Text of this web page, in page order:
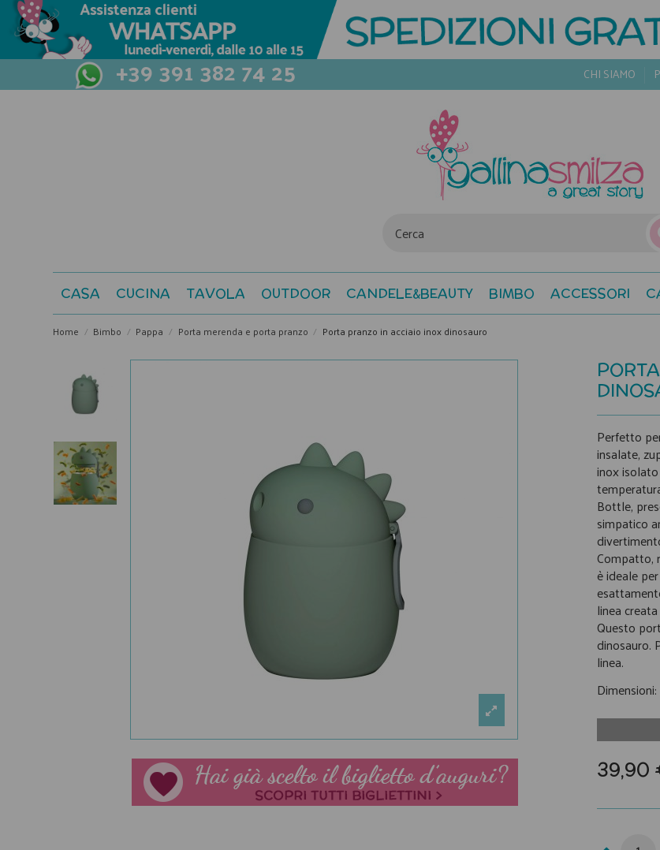
+39 391 382 74 25 CHI SIAMO
CASA CUCINA TAVOLA OUTDOOR CANDELE&BEAUTY BIMBO ACCESSORI
Home Bimbo Pappa Porta merenda e porta pranzo Porta pranzo in acciaio inox dinosauro
Perfetto
insalate,
inox
Bottle,
simpatico
Compatto,
è ideale
linea
Questo
dinosauro.
linea.
39,90